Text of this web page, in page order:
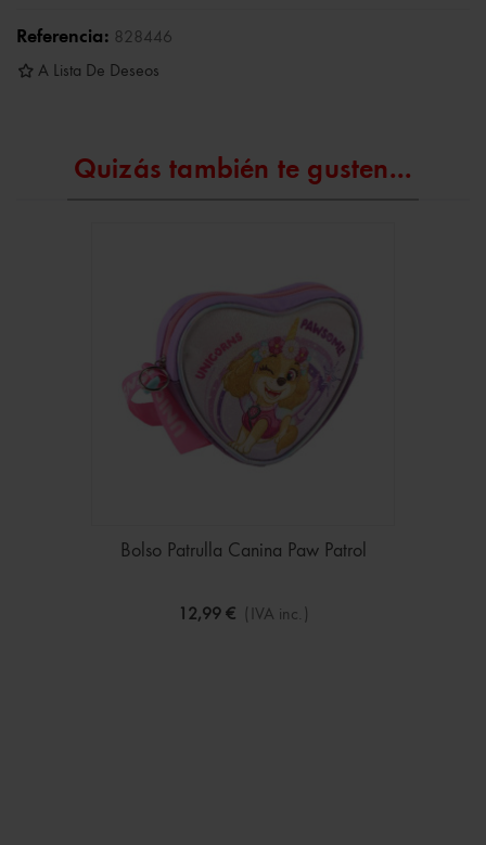
Referencia: 828446
A Lista De Deseos
Quizás también te gusten...
Bolso Patrulla Canina Paw Patrol
12,99 € (IVA inc.)